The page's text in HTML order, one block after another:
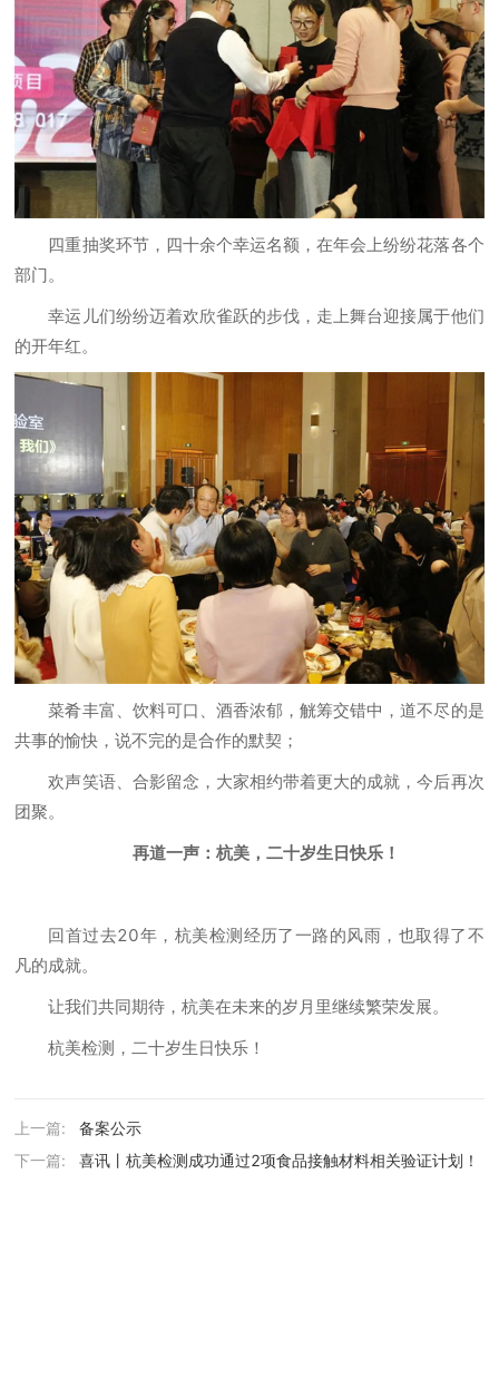
四重抽奖环节，四十余个幸运名额，在年会上纷纷花落各个
部门。
幸运儿们纷纷迈着欢欣雀跃的步伐，走上舞台迎接属于他们
的开年红。
菜肴丰富、饮料可口、酒香浓郁，觥筹交错中，道不尽的是
共事的愉快，说不完的是合作的默契；
欢声笑语、合影留念，大家相约带着更大的成就，今后再次
团聚。
再道一声：杭美，二十岁生日快乐！
回首过去20年，杭美检测经历了一路的风雨，也取得了不
凡的成就。
让我们共同期待，杭美在未来的岁月里继续繁荣发展。
杭美检测，二十岁生日快乐！
上一篇:
备案公示
下一篇:
喜讯丨杭美检测成功通过2项食品接触材料相关验证计划！